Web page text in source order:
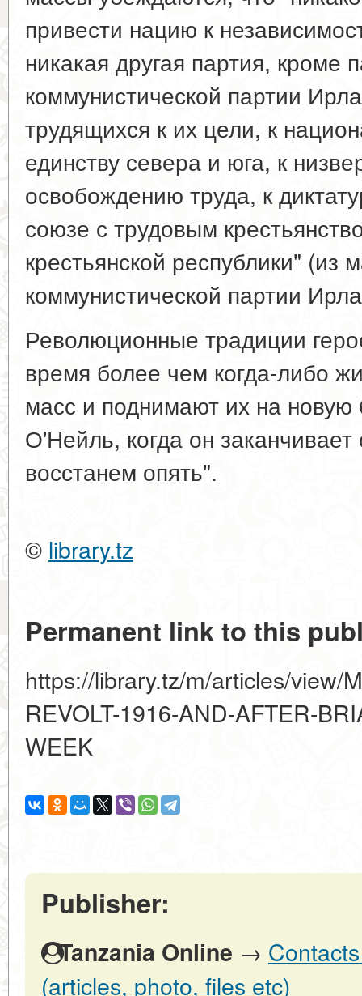
привести нацию к
никакая другая партия, кроме
коммунистической партии
трудящихся к их цели, к
единству севера и юга, к
освобождению труда, к
союзе с трудовым
крестьянской республики" (из
коммунистической партии
Революционные традиции
время более чем когда-либо
масс и поднимают их на
О'Нейль, когда он
восстанем опять".
© library.tz
Permanent link to this
https://library.tz/m/articles/view/
REVOLT-1916-AND-AFTER-
WEEK
Publisher:
Tanzania Online →
(articles, photo, files etc)